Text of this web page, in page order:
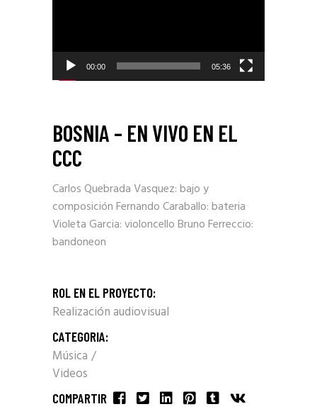
00:00 05:36
BOSNIA – EN VIVO EN EL
CCC
Carlos Quebrada Vasquez: bajo y
composición Fernando Caraballo: bateria
Violeta Garcia: violoncello Bruno Ferreccio:
bandoneon
ROL EN EL PROYECTO:
Realización audiovisual
CATEGORIA:
Música
Videos
COMPARTIR